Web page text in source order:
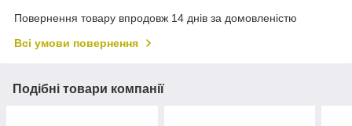
Повернення товару впродовж 14 днів за домовленістю
Всі умови повернення
Подібні товари компанії